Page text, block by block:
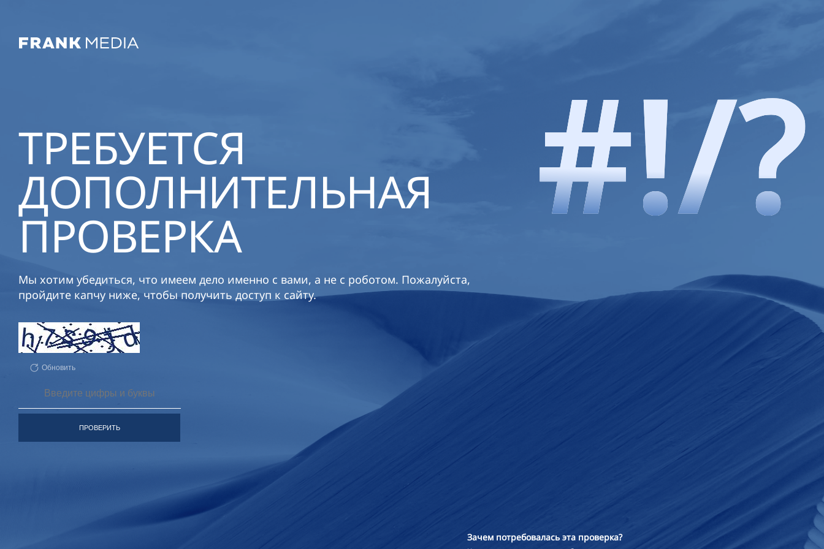
ТРЕБУЕТСЯ
ДОПОЛНИТЕЛЬНАЯ
ПРОВЕРКА
Мы хотим убедиться, что имеем дело именно с вами, а не с роботом. Пожалуйста,
пройдите капчу ниже, чтобы получить доступ к сайту.
Обновить
ПРОВЕРИТЬ
Зачем потребовалась эта проверка?